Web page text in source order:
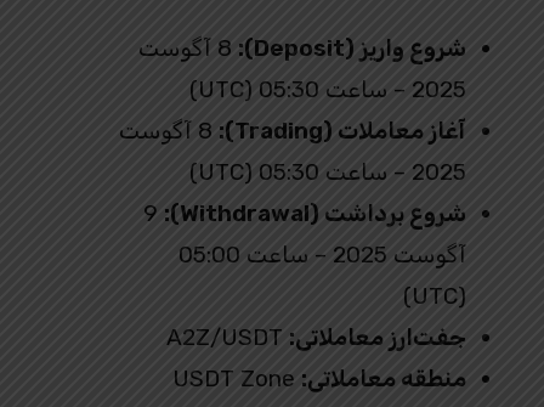
شروع واریز (Deposit):
8 آگوست
2025 – ساعت 05:30 (UTC)
آغاز معاملات (Trading):
8 آگوست
2025 – ساعت 05:30 (UTC)
شروع برداشت (Withdrawal):
9
آگوست 2025 – ساعت 05:00
(UTC)
جفت‌ارز معاملاتی:
منطقه معاملاتی: